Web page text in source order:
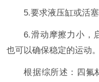
5.要求液压缸或活
6.滑动摩擦力小，
也可以确保稳定的运动。
根据综所述：四氟